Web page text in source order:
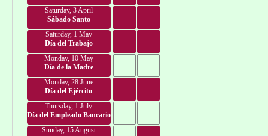
Saturday, 3 April
Sábado Santo
Saturday, 1 May
Día del Trabajo
Monday, 10 May
Día de la Madre
Monday, 28 June
Día del Ejército
Thursday, 1 July
Día del Empleado Bancario
Sunday, 15 August